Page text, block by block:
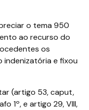
o tema 950
ao recurso do
os
e fixou
(artigo 53, caput,
1º, e artigo 29, VIII,